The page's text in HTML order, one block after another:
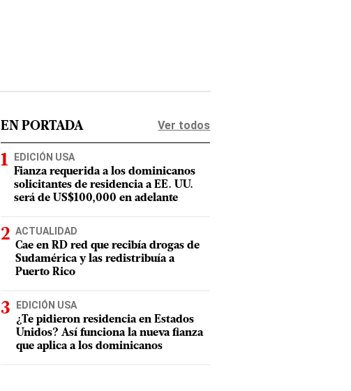
EN PORTADA Ver todos
EDICIÓN USA
Fianza requerida a los dominicanos
solicitantes de residencia a EE. UU.
será de US$100,000 en adelante
ACTUALIDAD
Cae en RD red que recibía drogas de
Sudamérica y las redistribuía a
Puerto Rico
EDICIÓN USA
¿Te pidieron residencia en Estados
Unidos? Así funciona la nueva fianza
que aplica a los dominicanos